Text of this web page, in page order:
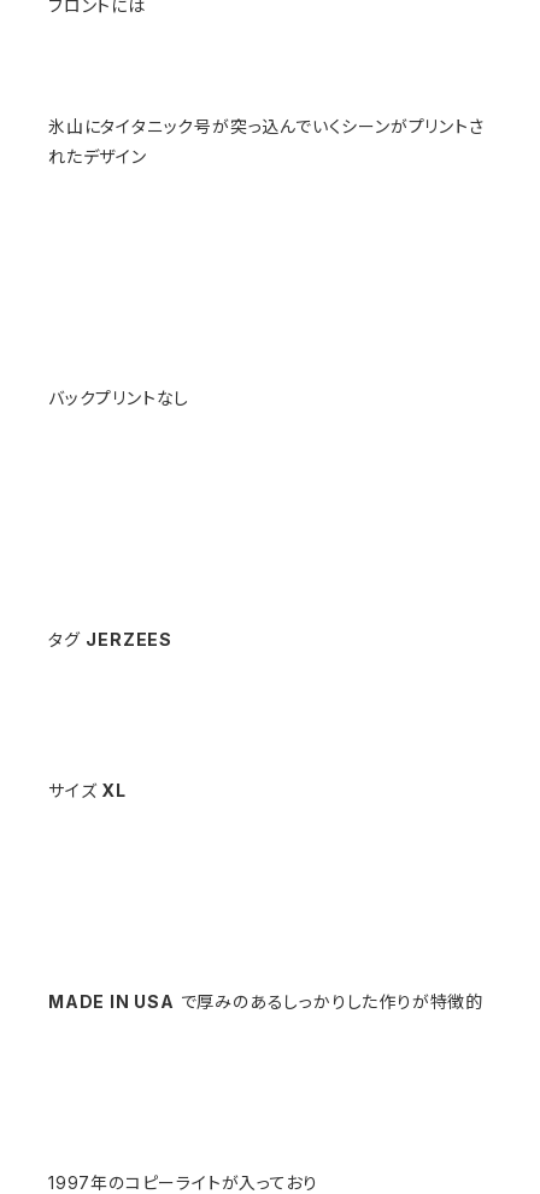
フロントには
氷山にタイタニック号が突っ込んでいくシーンがプリントさ
れたデザイン
バックプリントなし
タグ JERZEES
サイズXL
MADE IN USA で厚みのあるしっかりした作りが特徴的
1997年のコピーライトが入っており